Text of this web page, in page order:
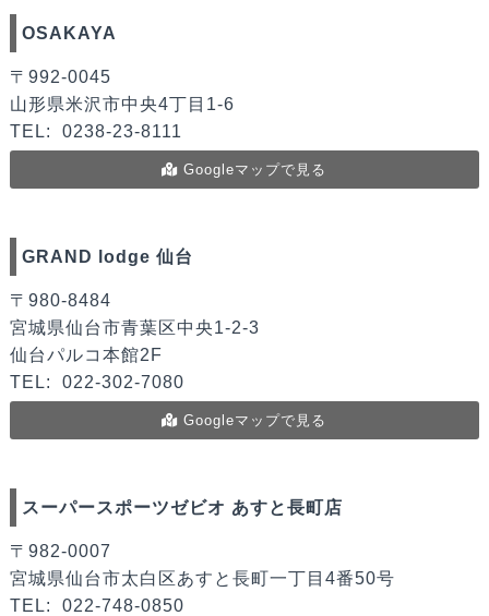
OSAKAYA
〒992-0045
山形県米沢市中央4丁目1-6
TEL:
0238-23-8111
Googleマップで見る
GRAND lodge 仙台
〒980-8484
宮城県仙台市青葉区中央1-2-3
仙台パルコ本館2F
TEL:
022-302-7080
Googleマップで見る
スーパースポーツゼビオ あすと長町店
〒982-0007
宮城県仙台市太白区あすと長町一丁目4番50号
TEL:
022-748-0850